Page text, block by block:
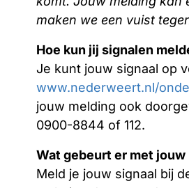
maken we een vuist
Hoe kun jij signalen
Je kunt jouw signaal op
www.nederweert.nl/
jouw melding ook
0900-8844 of 112.
Wat gebeurt er met jouw
Meld je jouw signaal bij